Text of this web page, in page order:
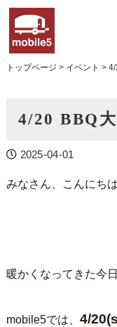
トップページ > イベント > 4/
4/20 BBQ
2025-04-01
みなさん、こんにちは
暖かくなってきた今
mobile5では、 4/